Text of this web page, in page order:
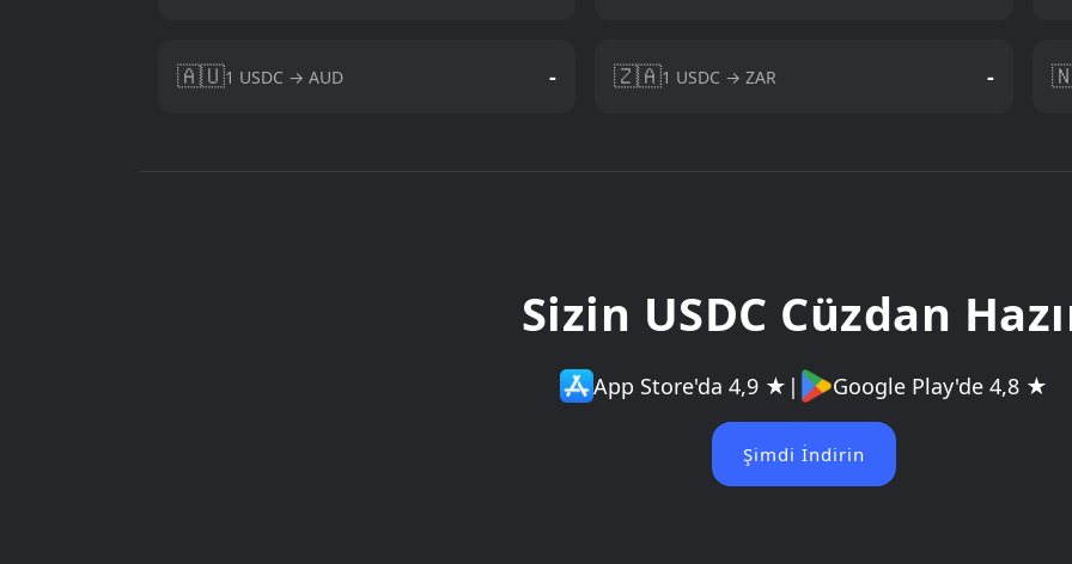
🇦🇺1 USDC → AUD - 🇿🇦1 USDC → ZAR -
Sizin USDC Cüzdan
App Store'da 4,9 ★ | Google Play'de 4,8 ★
Şimdi İndirin